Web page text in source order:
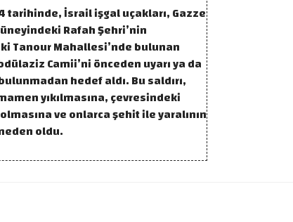
İsrail işgal uçakları, Gazze
Rafah Şehri’nin
Tanour Mahallesi’nde bulunan
Camii’ni önceden uyarı ya da
hedef aldı. Bu saldırı,
yıkılmasına, çevresindeki
ve onlarca şehit ile yaralının
oldu.